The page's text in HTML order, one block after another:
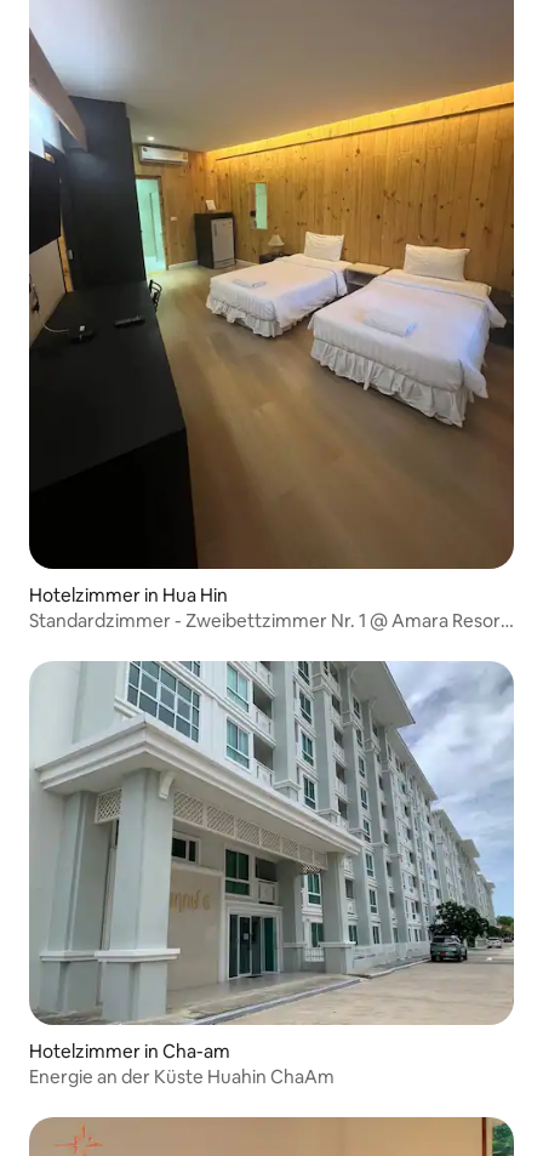
Hotelzimmer in Hua Hin
Standardzimmer - Zweibettzimmer Nr. 1 @ Amara Resort
Hotelzimmer in Cha-am
Energie an der Küste Huahin ChaAm